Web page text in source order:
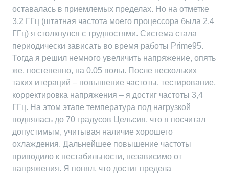
оставалась в приемлемых пределах. Но на отметке
3,2 ГГц (штатная частота моего процессора была 2,4
ГГц) я столкнулся с трудностями. Система стала
периодически зависать во время работы Prime95.
Тогда я решил немного увеличить напряжение, опять
же, постепенно, на 0.05 вольт. После нескольких
таких итераций – повышение частоты, тестирование,
корректировка напряжения – я достиг частоты 3,4
ГГц. На этом этапе температура под нагрузкой
поднялась до 70 градусов Цельсия, что я посчитал
допустимым, учитывая наличие хорошего
охлаждения. Дальнейшее повышение частоты
приводило к нестабильности, независимо от
напряжения. Я понял, что достиг предела